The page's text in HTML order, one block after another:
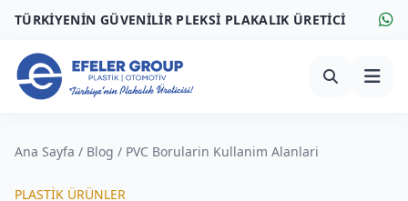
TÜRKİYENİN GÜVENİLİR PLEKSİ PLAKALIK ÜRETİCİ
Ana Sayfa / Blog / PVC Borularin Kullanim Alanlari
PLASTIK ÜRÜNLER